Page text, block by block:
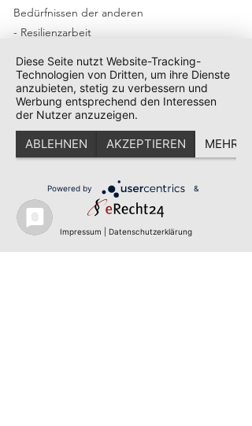
Bedürfnissen der anderen
- Resilienzarbeit
Physical Health:
- Zurzeit gebe ich Fitness- sowie
Gesundheitskurse in bestimmten Lokationen
- Coming Soon: Personaltraining /
LASS UNS GERNE KENNENLERNEN
Diese Seite nutzt Website-Tracking-
Technologien von Dritten, um ihre Dienste
anzubieten, stetig zu verbessern und
Werbung entsprechend den Interessen
der Nutzer anzuzeigen.
ABLEHNEN AKZEPTIEREN MEHR
Powered by &
Impressum Datenschutzerklärung